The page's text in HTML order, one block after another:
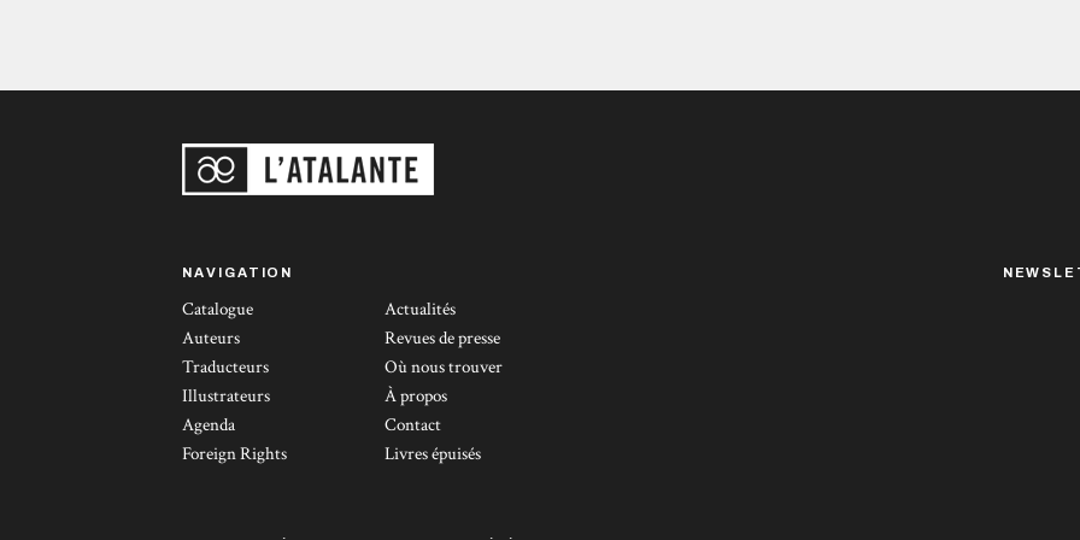
NAVIGATION
Catalogue
Auteurs
Traducteurs
Illustrateurs
Agenda
Foreign Rights
Actualités
Revues de presse
Où nous trouver
À propos
Contact
Livres épuisés